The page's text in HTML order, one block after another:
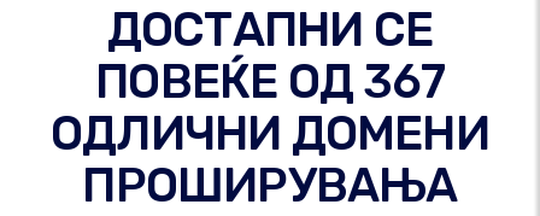
ДОСТАПНИ СЕ
ПОВЕЌЕ ОД 367
ОДЛИЧНИ ДОМЕНИ
ПРОШИРУВАЊА